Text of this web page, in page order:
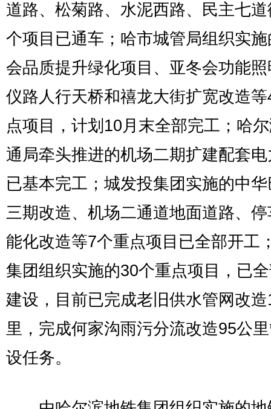
道路、松菊路、水泥西路、民主七
个项目已通车；哈市城管局组织实
会品质提升绿化项目、亚冬会功能
仪路人行天桥和禧龙大街扩宽改造
点项目，计划10月末全部完工；哈
通局牵头推进的机场二期扩建配套
已基本完工；城发投集团实施的中
三期改造、机场二通道地面道路、
能化改造等7个重点项目已全部开工
集团组织实施的30个重点项目，已
建设，目前已完成老旧供水管网改
里，完成何家沟雨污分流改造95公
设任务。